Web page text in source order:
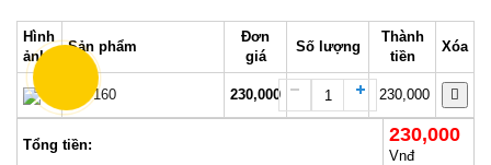
v
g
a
Hình
ảnh
Sản phẩm
Đơn
giá
Số lượng
Thành
tiền
Xóa
GB-160 230,000 230,000
Tổng tiền: 230,000
Vnđ